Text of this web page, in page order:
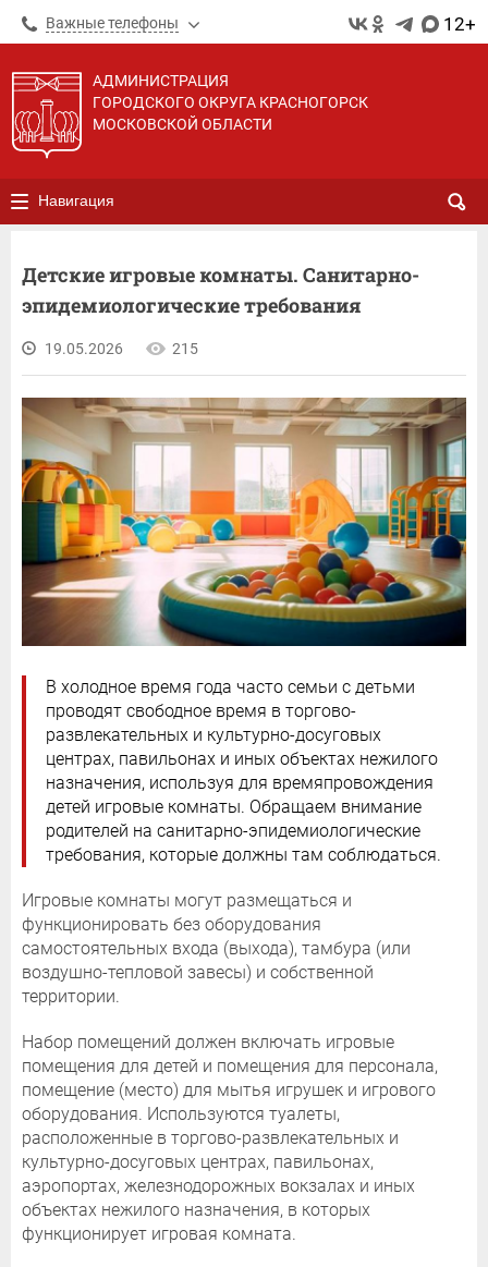
Важные телефоны 12+
АДМИНИСТРАЦИЯ
ГОРОДСКОГО ОКРУГА КРАСНОГОРСК
МОСКОВСКОЙ ОБЛАСТИ
Навигация
Детские игровые комнаты. Санитарно-
эпидемиологические требования
19.05.2026 215
В холодное время года часто семьи с детьми
проводят свободное время в торгово-
развлекательных и культурно-досуговых
центрах, павильонах и иных объектах нежилого
назначения, используя для времяпровождения
детей игровые комнаты. Обращаем внимание
родителей на санитарно-эпидемиологические
требования, которые должны там соблюдаться.
Игровые комнаты могут размещаться и
функционировать без оборудования
самостоятельных входа (выхода), тамбура (или
воздушно-тепловой завесы) и собственной
территории.
Набор помещений должен включать игровые
помещения для детей и помещения для персонала,
помещение (место) для мытья игрушек и игрового
оборудования. Используются туалеты,
расположенные в торгово-развлекательных и
культурно-досуговых центрах, павильонах,
аэропортах, железнодорожных вокзалах и иных
объектах нежилого назначения, в которых
функционирует игровая комната.